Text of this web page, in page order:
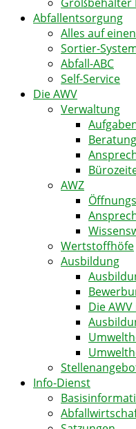
Abfallentsorgung
Alles auf
Sortier-
Abfall-ABC
Self-Service
Die AWV
Verwaltung
Beratung
AWZ
Wertstoffhöfe
Ausbildung
Die
Info-Dienst